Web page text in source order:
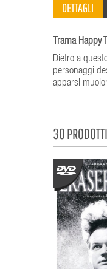
DETTAGLI
Trama Happy
Dietro a
personaggi
apparsi
30